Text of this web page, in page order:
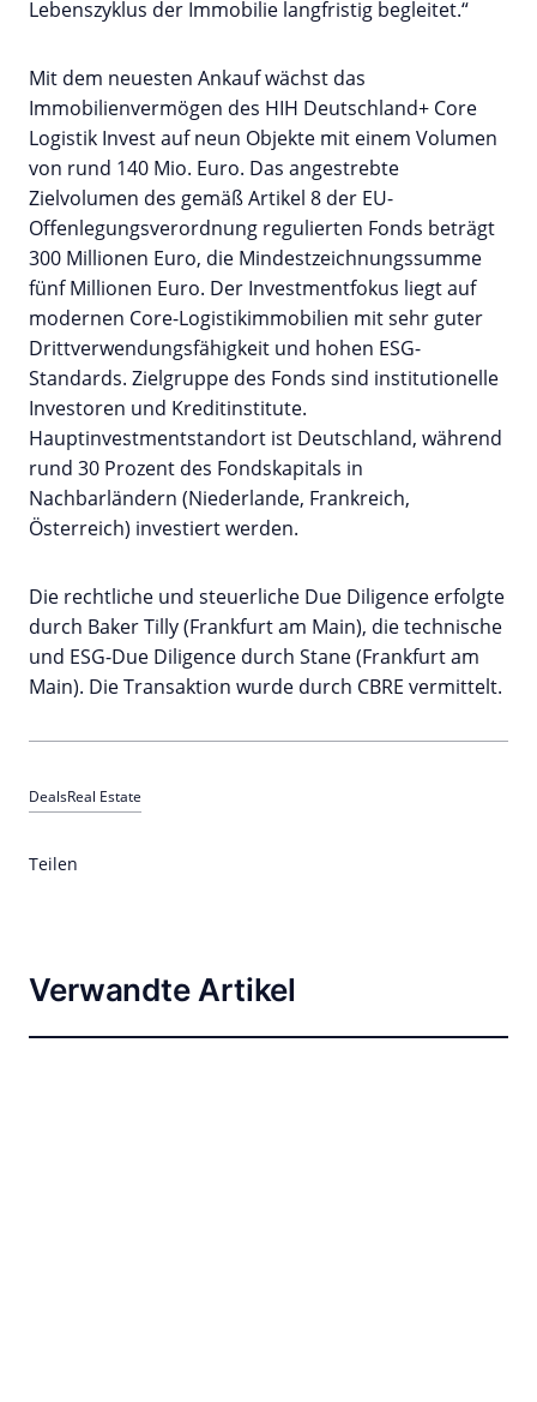
Lebenszyklus der Immobilie langfristig begleitet.“
Mit dem neuesten Ankauf wächst das
Immobilienvermögen des HIH Deutschland+ Core
Logistik Invest auf neun Objekte mit einem Volumen
von rund 140 Mio. Euro. Das angestrebte
Zielvolumen des gemäß Artikel 8 der EU-
Offenlegungsverordnung regulierten Fonds beträgt
300 Millionen Euro, die Mindestzeichnungssumme
fünf Millionen Euro. Der Investmentfokus liegt auf
modernen Core-Logistikimmobilien mit sehr guter
Drittverwendungsfähigkeit und hohen ESG-
Standards. Zielgruppe des Fonds sind institutionelle
Investoren und Kreditinstitute.
Hauptinvestmentstandort ist Deutschland, während
rund 30 Prozent des Fondskapitals in
Nachbarländern (Niederlande, Frankreich,
Österreich) investiert werden.
Die rechtliche und steuerliche Due Diligence erfolgte
durch Baker Tilly (Frankfurt am Main), die technische
und ESG-Due Diligence durch Stane (Frankfurt am
Main). Die Transaktion wurde durch CBRE vermittelt.
DealsReal Estate
Teilen
Verwandte Artikel